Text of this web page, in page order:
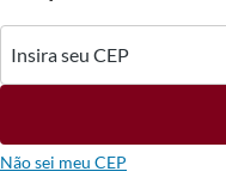
Não sei meu CEP